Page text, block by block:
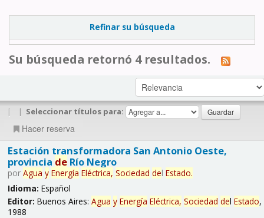
Refinar su búsqueda
Su búsqueda retornó 4 resultados.
| | Seleccionar títulos para:
Hacer reserva
Estación transformadora San Antonio Oeste,
provincia deRío Negro
por Agua y Energía Eléctrica, Sociedad del Estado.
Idioma: Español
Editor: Buenos Aires: Agua y Energía Eléctrica, Sociedad del Estado,
1988